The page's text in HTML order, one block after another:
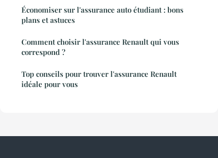
Économiser sur l'assurance auto étudiant : bons
plans et astuces
Comment choisir l'assurance Renault qui vous
correspond ?
Top conseils pour trouver l'assurance Renault
idéale pour vous